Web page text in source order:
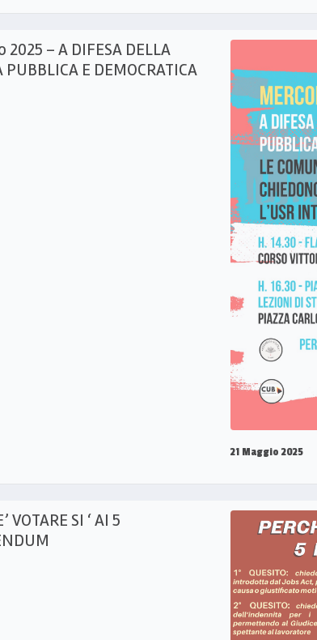
2025 – A DIFESA DELLA
PUBBLICA E DEMOCRATICA
21 Maggio 2025
VOTARE SI ‘ AI 5